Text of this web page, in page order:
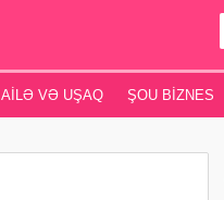
AILƏ VƏ UŞAQ ŞOU BIZNES